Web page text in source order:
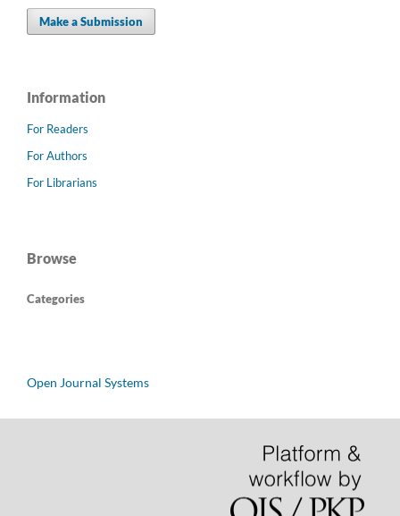
Make a Submission
Information
For Readers
For Authors
For Librarians
Browse
Categories
Open Journal Systems